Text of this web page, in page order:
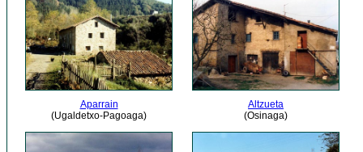
Aparrain
(Ugaldetxo-Pagoaga)
Altzueta
(Osinaga)